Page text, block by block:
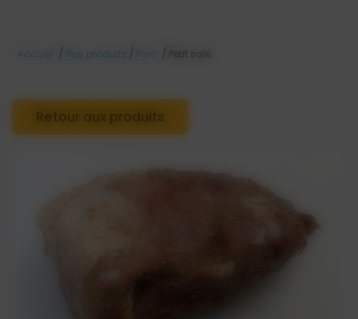
Accueil / Nos produits / / Petit salé
Retour aux produits